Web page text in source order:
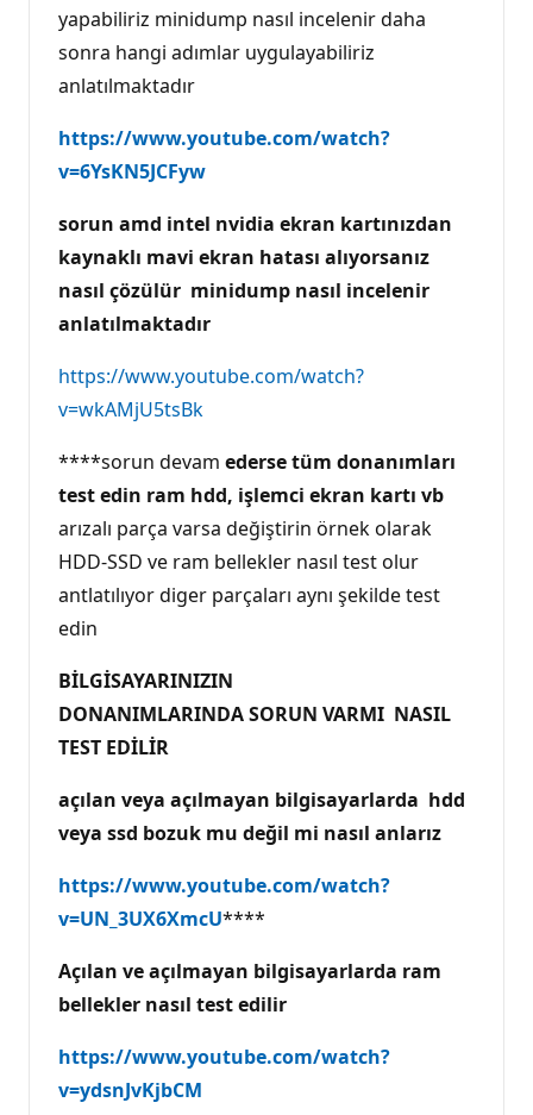
yapabiliriz minidump nasıl incelenir daha
sonra hangi adımlar uygulayabiliriz
anlatılmaktadır
https://www.youtube.com/watch?
v=6YsKN5JCFyw
sorun amd intel nvidia ekran kartınızdan
kaynaklı mavi ekran hatası alıyorsanız
nasıl çözülür minidump nasıl incelenir
anlatılmaktadır
https://www.youtube.com/watch?
v=wkAMjU5tsBk
****sorun devam ederse tüm donanımları
test edin ram hdd, işlemci ekran kartı vb
arızalı parça varsa değiştirin örnek olarak
HDD-SSD ve ram bellekler nasıl test olur
antlatılıyor diger parçaları aynı şekilde test
edin
BİLGİSAYARINIZIN
DONANIMLARINDA SORUN VARMI NASIL
TEST EDİLİR
açılan veya açılmayan bilgisayarlarda hdd
veya ssd bozuk mu değil mi nasıl anlarız
https://www.youtube.com/watch?
v=UN_3UX6XmcU****
Açılan ve açılmayan bilgisayarlarda ram
bellekler nasıl test edilir
https://www.youtube.com/watch?
v=ydsnJvKjbCM